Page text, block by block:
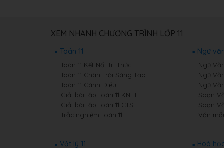
XEM NHANH CHƯƠNG TRÌNH LỚP 11
Toán 11
Toán 11 Kết Nối Tri Thức
Toán 11 Chân Trời Sáng Tạo
Toán 11 Cánh Diều
Giải bài tập Toán 11 KNTT
Giải bài tập Toán 11 CTST
Trắc nghiệm Toán 11
Ngữ
Ngữ
Ngữ
Ngữ
Soạn
Soạn
Văn
Vật lý 11 Hoá học